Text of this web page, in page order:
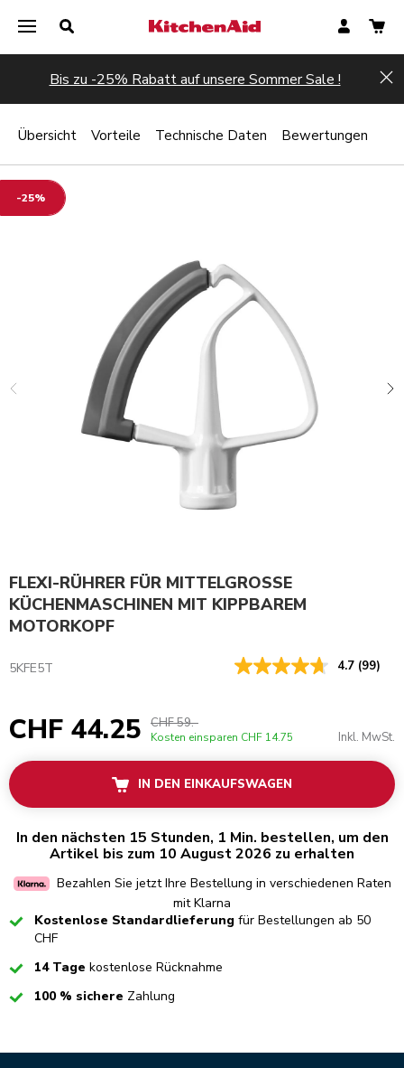
Bis zu -25% Rabatt auf unsere Sommer Sale !
-25%
FLEXI-RÜHRER FÜR MITTELGROSSE
KÜCHENMASCHINEN MIT KIPPBAREM
MOTORKOPF
5KFE5T 4.7 (99)
CHF 44.25 CHF 59.-
Kosten einsparen CHF 14.75 Inkl. MwSt.
IN DEN EINKAUFSWAGEN
In den nächsten 15 Stunden, 1 Min. bestellen, um den
Artikel bis zum 10 August 2026 zu erhalten
Bezahlen Sie jetzt Ihre Bestellung in verschiedenen Raten
mit Klarna
CheckedKostenlose Standardlieferung für Bestellungen ab 50
CHF
Checked14 Tage kostenlose Rücknahme
Checked100 % sichere Zahlung
Übersicht Vorteile Technische Daten Bewertungen